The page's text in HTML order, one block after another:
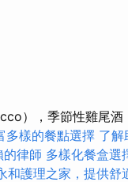
），季節性雞尾酒
樣的餐點選擇 了解
的律師 多樣化餐盒選
和護理之家，提供舒